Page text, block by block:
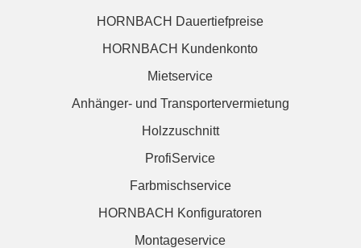
HORNBACH Dauertiefpreise
HORNBACH Kundenkonto
Mietservice
Anhänger- und Transportervermietung
Holzzuschnitt
ProfiService
Farbmischservice
HORNBACH Konfiguratoren
Montageservice